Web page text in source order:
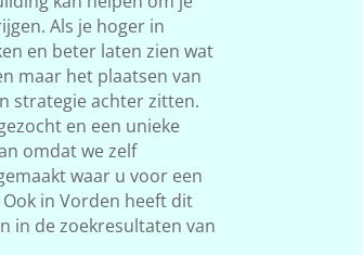
Als je hoger in
en beter laten zien wat
maar het plaatsen van
strategie achter zitten.
en een unieke
omdat we zelf
waar u voor een
in Vorden heeft dit
in de zoekresultaten van